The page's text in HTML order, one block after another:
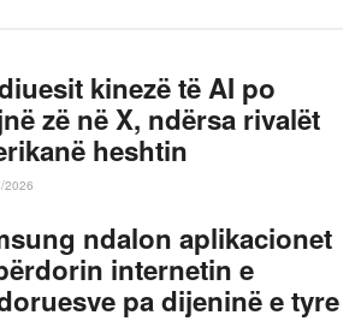
kinezë të AI po
zë në X, ndërsa rivalët
heshtin
2026
ndalon aplikacionet
internetin e
pa dijeninë e tyre